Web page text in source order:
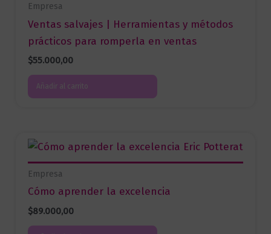
Empresa
Ventas salvajes | Herramientas y métodos
prácticos para romperla en ventas
$55.000,00
Añadir al carrito
Empresa
Cómo aprender la excelencia
$89.000,00